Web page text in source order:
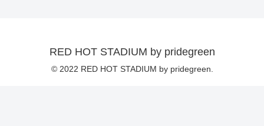
RED HOT STADIUM by pridegreen
© 2022 RED HOT STADIUM by pridegreen.